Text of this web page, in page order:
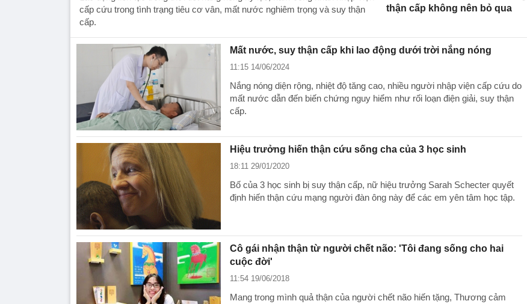
cấp cứu trong tình trạng tiêu cơ vân, mất nước nghiêm trọng và suy thận
cấp.
thận cấp không nên bỏ qua
Mất nước, suy thận cấp khi lao động dưới trời nắng nóng
11:15 14/06/2024
Nắng nóng diện rộng, nhiệt độ tăng cao, nhiều người nhập viện cấp cứu do
mất nước dẫn đến biến chứng nguy hiểm như rối loạn điện giải, suy thận
cấp.
Hiệu trưởng hiến thận cứu sống cha của 3 học sinh
18:11 29/01/2020
Bố của 3 học sinh bị suy thận cấp, nữ hiệu trưởng Sarah Schecter quyết
định hiến thận cứu mạng người đàn ông này để các em yên tâm học tập.
Cô gái nhận thận từ người chết não: 'Tôi đang sống cho hai
cuộc đời'
11:54 19/06/2018
Mang trong mình quả thận của người chết não hiến tặng, Thương cảm